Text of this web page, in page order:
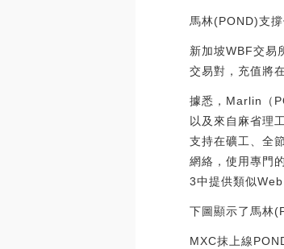
馬林(POND)支
新加坡WBF交易
交易對，充值將
據悉，Marlin（
以及來自麻省理
支持在礦工、全
網絡，使用專門
3中提供類似
下圖顯示了馬林
MXC抹上線